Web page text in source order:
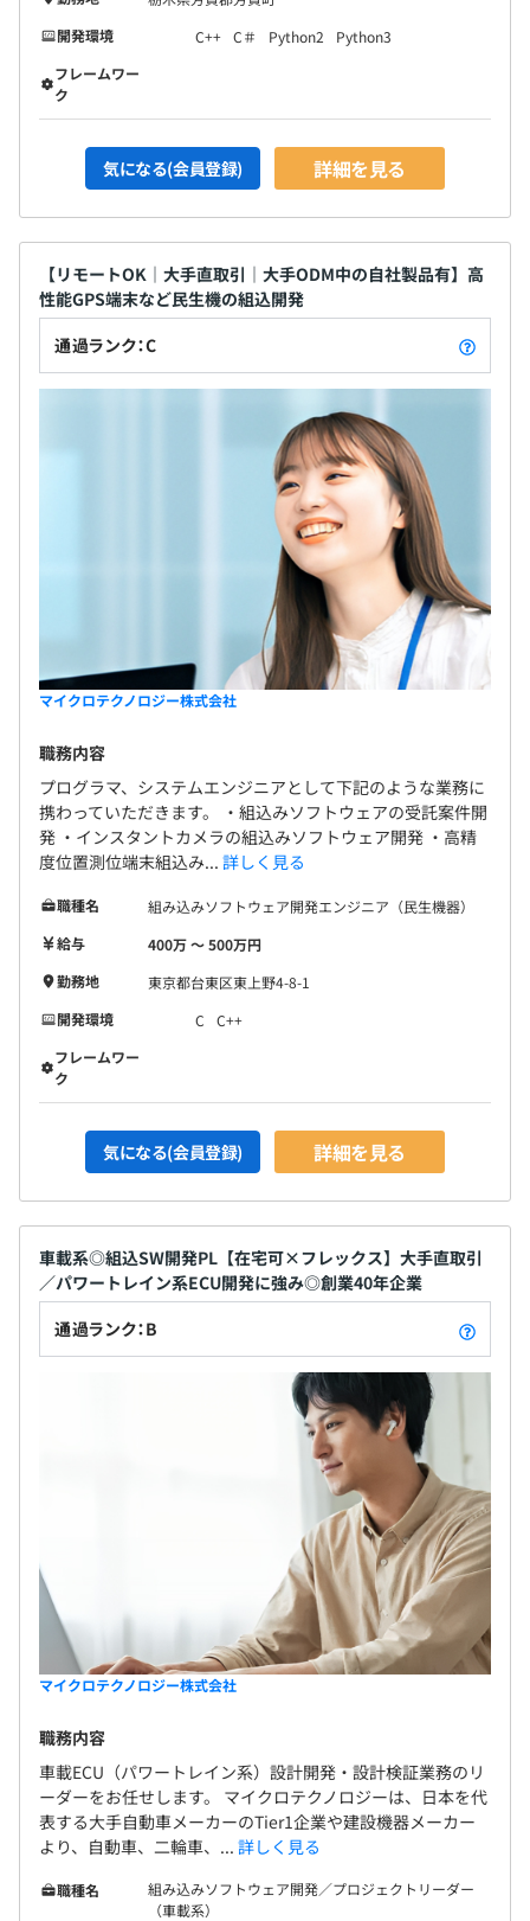
開発環境
C++ C＃ Python2
Python3
フレームワー
ク
気になる(会員登録) 詳細を見る
【リモートOK｜大手直取引｜大手ODM中の自社製品有】高
性能GPS端末など民生機の組込開発
通過ランク：C
マイクロテクノロジー株式会社
職務内容
プログラマ、システムエンジニアとして下記のような業務に
携わっていただきます。 ・組込みソフトウェアの受託案件開
発 ・インスタントカメラの組込みソフトウェア開発 ・高精
度位置測位端末組込み... 詳しく見る
職種名
組み込みソフトウェア開発エンジニア（民生機器）
給与
400万 〜 500万円
勤務地
東京都台東区東上野4-8-1
開発環境
C
C++
フレームワー
ク
気になる(会員登録) 詳細を見る
車載系◎組込SW開発PL【在宅可×フレックス】大手直取引
／パワートレイン系ECU開発に強み◎創業40年企業
通過ランク：B
マイクロテクノロジー株式会社
職務内容
車載ECU（パワートレイン系）設計開発・設計検証業務のリ
ーダーをお任せします。 マイクロテクノロジーは、日本を代
表する大手自動車メーカーのTier1企業や建設機器メーカー
より、自動車、二輪車、... 詳しく見る
職種名
組み込みソフトウェア開発／プロジェクトリーダー
（車載系）